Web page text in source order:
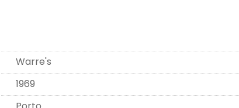
Warre's
1969